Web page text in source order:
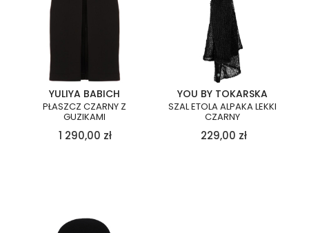
YULIYA BABICH
PŁASZCZ CZARNY Z
GUZIKAMI
1 290,00 zł
YOU BY TOKARSKA
SZAL ETOLA ALPAKA LEKKI
CZARNY
229,00 zł